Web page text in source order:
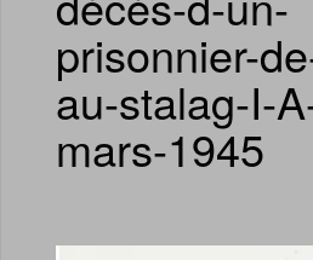
prisonnier-
au-stalag-I-
mars-1945